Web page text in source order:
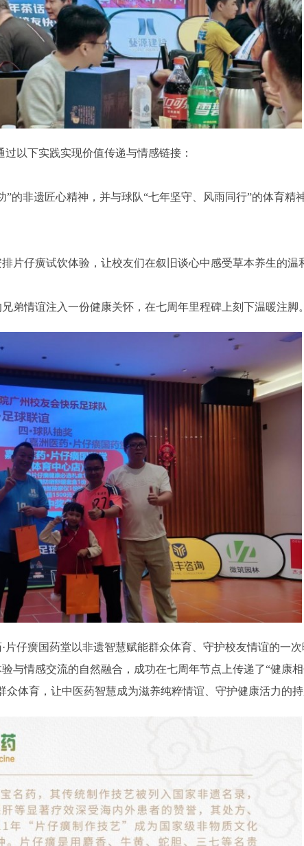
以下实践实现价值传递与情感链接：
的非遗匠心精神，并与球队“七年坚守、风雨同行”的体育精
片仔癀试饮体验，让校友们在叙旧谈心中感受草本养生的温
弟情谊注入一份健康关怀，在七周年里程碑上刻下温暖注脚。
仔癀国药堂以非遗智慧赋能群众体育、守护校友情谊的一
与情感交流的自然融合，成功在七周年节点上传递了“健康
体育，让中医药智慧成为滋养纯粹情谊、守护健康活力的持